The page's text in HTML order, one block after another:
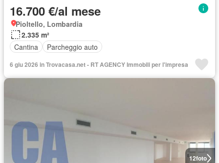
16.700 €/al mese
Pioltello, Lombardia
2.335 m²
Cantina
Parcheggio auto
6 giu 2026 in Trovacasa.net - RT AGENCY Immobili per l'impresa
12foto